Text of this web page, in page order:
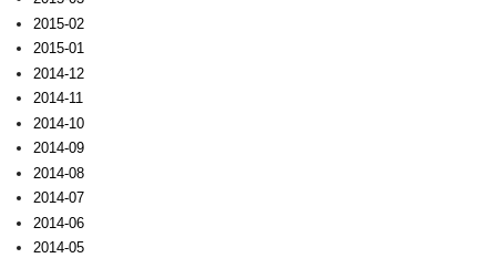
2015-02
2015-01
2014-12
2014-11
2014-10
2014-09
2014-08
2014-07
2014-06
2014-05